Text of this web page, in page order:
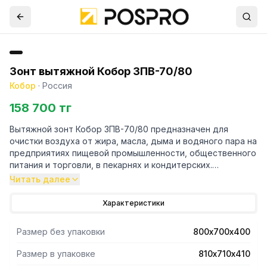
Зонт вытяжной Кобор ЗПВ-70/80
Кобор · Россия
158 700 тг
Вытяжной зонт Кобор ЗПВ-70/80 предназначен для
очистки воздуха от жира, масла, дыма и водяного пара на
предприятиях пищевой промышленности, общественного
питания и торговли, в пекарнях и кондитерских.
системе и устанавливается над тепловым
состоит из двух основных компонентов: корпуса и
съемных лабиринтных фильтров, которые легко
вынимаются и чистятся.
Читать далее
Характеристики
Размер без упаковки 800х700х400
Размер в упаковке 810х710х410